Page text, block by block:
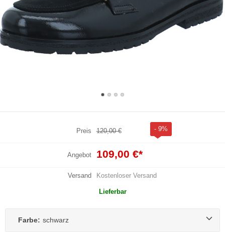
Preis 120,00 € - 9%
Angebot 109,00 €*
Versand Kostenloser Versand
Lieferbar
Farbe: schwarz